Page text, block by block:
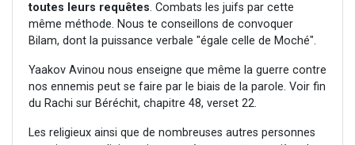
toutes leurs requêtes. Combats les juifs par cette
même méthode. Nous te conseillons de convoquer
Bilam, dont la puissance verbale "égale celle de Moché".
Yaakov Avinou nous enseigne que même la guerre contre
nos ennemis peut se faire par le biais de la parole. Voir fin
du Rachi sur Béréchit, chapitre 48, verset 22.
Les religieux ainsi que de nombreuses autres personnes